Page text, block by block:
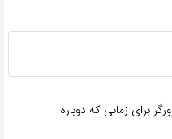
برای زمانی که دوباره